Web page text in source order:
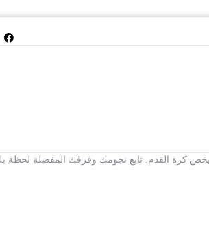
يخص كرة القدم. تابع نجومك وفرقك المفضلة لحظة